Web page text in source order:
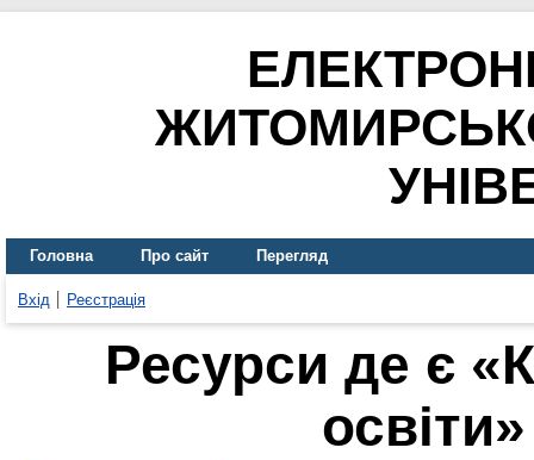
Головна Про сайт Перегляд
Вхід Реєстрація
Ресурси де є